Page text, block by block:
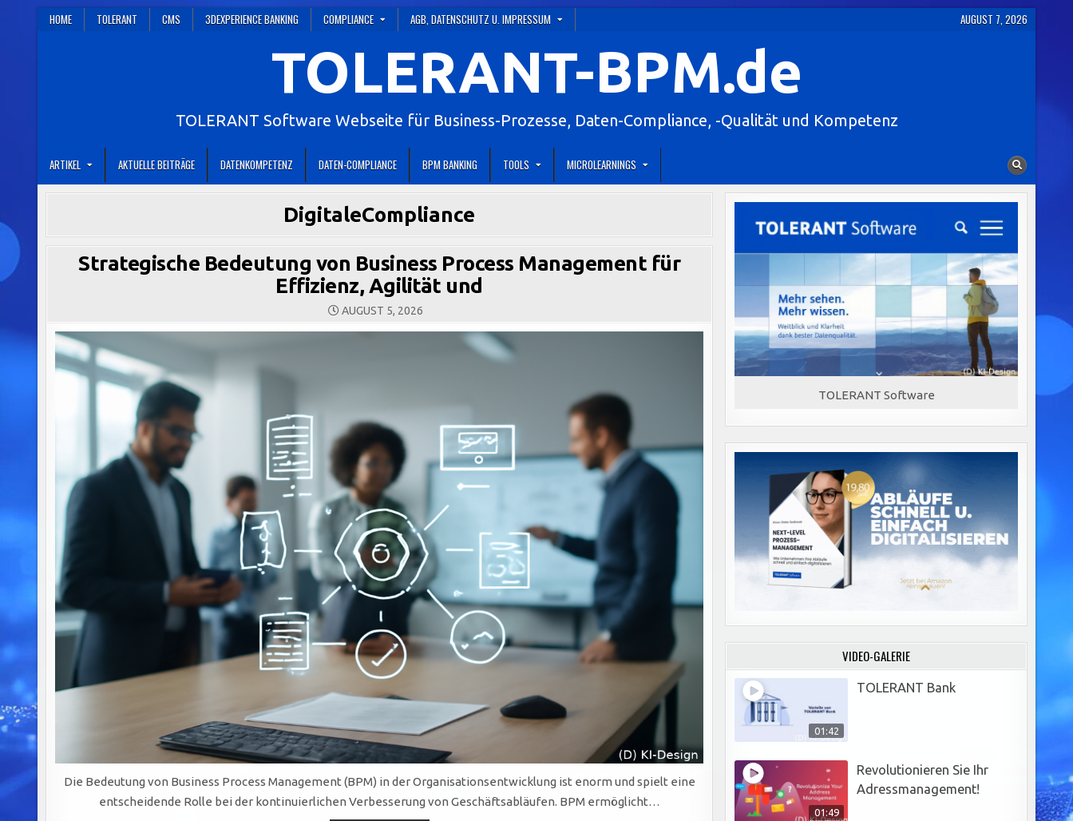
HOME TOLERANT CMS 3DEXPERIENCE BANKING COMPLIANCE AGB, DATENSCHUTZ U. IMPRESSUM AUGUST 7, 2026
TOLERANT-BPM.de
TOLERANT Software Webseite für Business-Prozesse, Daten-Compliance, -Qualität und Kompetenz
ARTIKEL AKTUELLE BEITRÄGE DATENKOMPETENZ DATEN-COMPLIANCE BPM BANKING TOOLS MICROLEARNINGS
DigitaleCompliance
Strategische Bedeutung von Business Process Management für
Effizienz, Agilität und
AUGUST 5, 2026
Die Bedeutung von Business Process Management (BPM) in der Organisationsentwicklung ist enorm und spielt eine
entscheidende Rolle bei der kontinuierlichen Verbesserung von Geschäftsabläufen. BPM ermöglicht…
TOLERANT Software
VIDEO-GALERIE
01:42
TOLERANT Bank
01:49
Revolutionieren Sie Ihr
Adressmanagement!